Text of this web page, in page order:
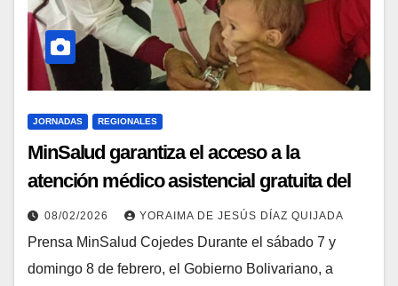
JORNADAS REGIONALES
MinSalud garantiza el acceso a la
atención médico asistencial gratuita del
estado Cojedes
08/02/2026 YORAIMA DE JESÚS DÍAZ QUIJADA
Prensa MinSalud Cojedes Durante el sábado 7 y
domingo 8 de febrero, el Gobierno Bolivariano, a